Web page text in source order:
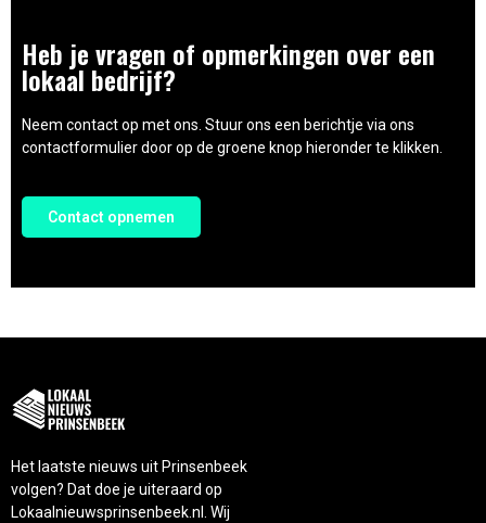
Heb je vragen of opmerkingen over een
lokaal bedrijf?
Neem contact op met ons. Stuur ons een berichtje via ons
contactformulier door op de groene knop hieronder te klikken.
Contact opnemen
Het laatste nieuws uit Prinsenbeek
volgen? Dat doe je uiteraard op
Lokaalnieuwsprinsenbeek.nl. Wij